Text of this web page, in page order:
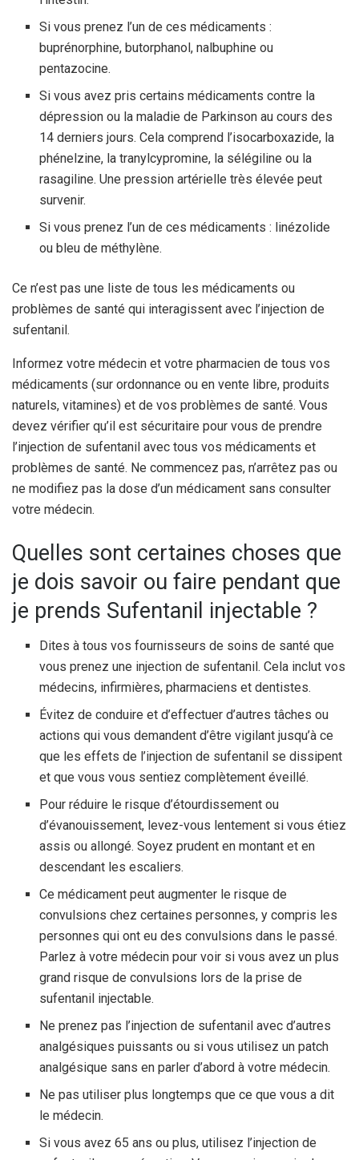
Si vous prenez l’un de ces médicaments :
buprénorphine, butorphanol, nalbuphine ou
pentazocine.
Si vous avez pris certains médicaments contre la
dépression ou la maladie de Parkinson au cours des
14 derniers jours. Cela comprend l’isocarboxazide, la
phénelzine, la tranylcypromine, la sélégiline ou la
rasagiline. Une pression artérielle très élevée peut
survenir.
Si vous prenez l’un de ces médicaments : linézolide
ou bleu de méthylène.
Ce n’est pas une liste de tous les médicaments ou
problèmes de santé qui interagissent avec l’injection de
sufentanil.
Informez votre médecin et votre pharmacien de tous vos
médicaments (sur ordonnance ou en vente libre, produits
naturels, vitamines) et de vos problèmes de santé. Vous
devez vérifier qu’il est sécuritaire pour vous de prendre
l’injection de sufentanil avec tous vos médicaments et
problèmes de santé. Ne commencez pas, n’arrêtez pas ou
ne modifiez pas la dose d’un médicament sans consulter
votre médecin.
Quelles sont certaines choses que
je dois savoir ou faire pendant que
je prends Sufentanil injectable ?
Dites à tous vos fournisseurs de soins de santé que
vous prenez une injection de sufentanil. Cela inclut vos
médecins, infirmières, pharmaciens et dentistes.
Évitez de conduire et d’effectuer d’autres tâches ou
actions qui vous demandent d’être vigilant jusqu’à ce
que les effets de l’injection de sufentanil se dissipent
et que vous vous sentiez complètement éveillé.
Pour réduire le risque d’étourdissement ou
d’évanouissement, levez-vous lentement si vous étiez
assis ou allongé. Soyez prudent en montant et en
descendant les escaliers.
Ce médicament peut augmenter le risque de
convulsions chez certaines personnes, y compris les
personnes qui ont eu des convulsions dans le passé.
Parlez à votre médecin pour voir si vous avez un plus
grand risque de convulsions lors de la prise de
sufentanil injectable.
Ne prenez pas l’injection de sufentanil avec d’autres
analgésiques puissants ou si vous utilisez un patch
analgésique sans en parler d’abord à votre médecin.
Ne pas utiliser plus longtemps que ce que vous a dit
le médecin.
Si vous avez 65 ans ou plus, utilisez l’injection de